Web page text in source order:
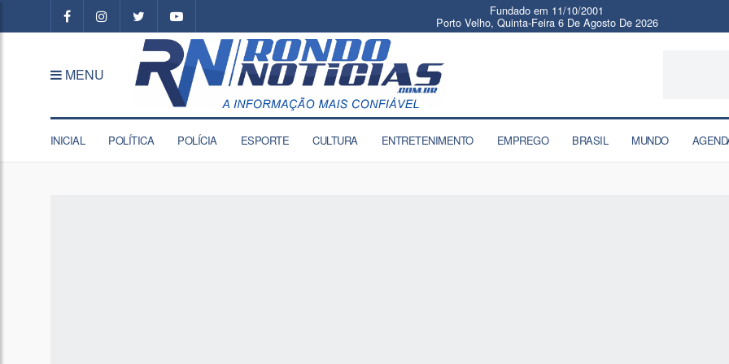
Fundado em 11/10/2001
Porto Velho, Quinta-Feira 6 De Agosto De 2026
MENU
INICIAL POLÍTICA POLÍCIA ESPORTE CULTURA ENTRETENIMENTO EMPREGO BRASIL MUNDO